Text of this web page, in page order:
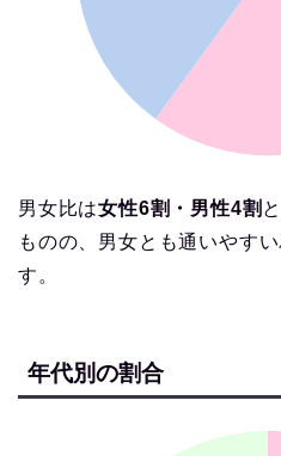
男女比は女性6割・男性4割
ものの、男女とも通いやす
す。
年代別の割合